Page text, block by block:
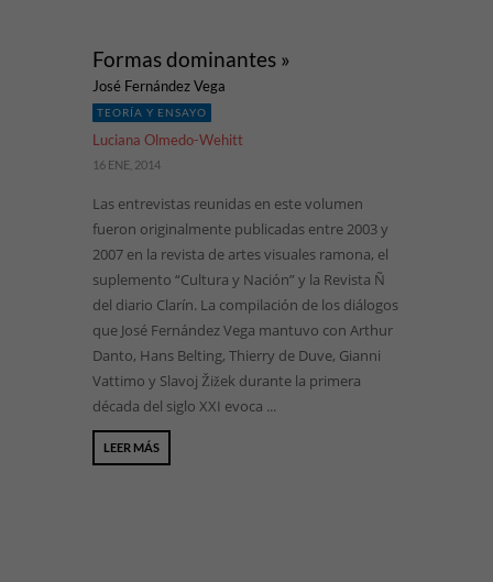
Formas dominantes »
José Fernández Vega
TEORÍA Y ENSAYO
Luciana Olmedo-Wehitt
16 ENE, 2014
Las entrevistas reunidas en este volumen
fueron originalmente publicadas entre 2003 y
2007 en la revista de artes visuales ramona, el
suplemento “Cultura y Nación” y la Revista Ñ
del diario Clarín. La compilación de los diálogos
que José Fernández Vega mantuvo con Arthur
Danto, Hans Belting, Thierry de Duve, Gianni
Vattimo y Slavoj Žižek durante la primera
década del siglo XXI evoca ...
LEER MÁS